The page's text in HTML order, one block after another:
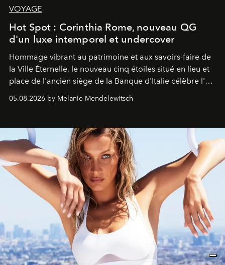
VOYAGE
Hot Spot : Corinthia Rome, nouveau QG
d'un luxe intemporel et undercover
Hommage vibrant au patrimoine et aux savoirs-faire de
la Ville Éternelle, le nouveau cinq étoiles situé en lieu et
place de l'ancien siège de la Banque d'Italie célèbre l'art
05.08.2026 by Melanie Mendelewitsch